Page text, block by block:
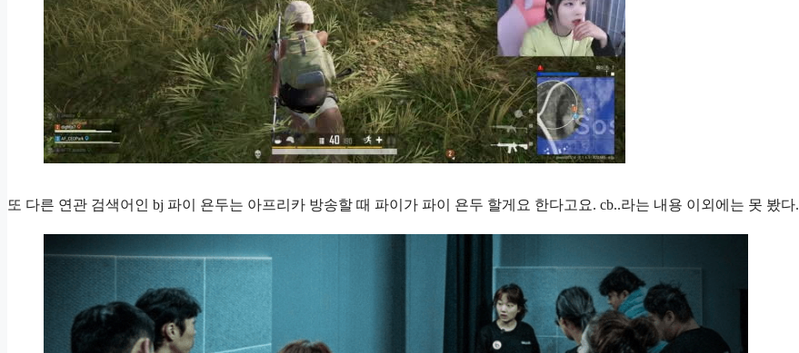
또 다른 연관 검색어인 bj 파이 욘두는 아프리카 방송할 때 파이가 파이 욘두 할게요 한다고요. cb..라는 내용 이외에는 못 봤다.